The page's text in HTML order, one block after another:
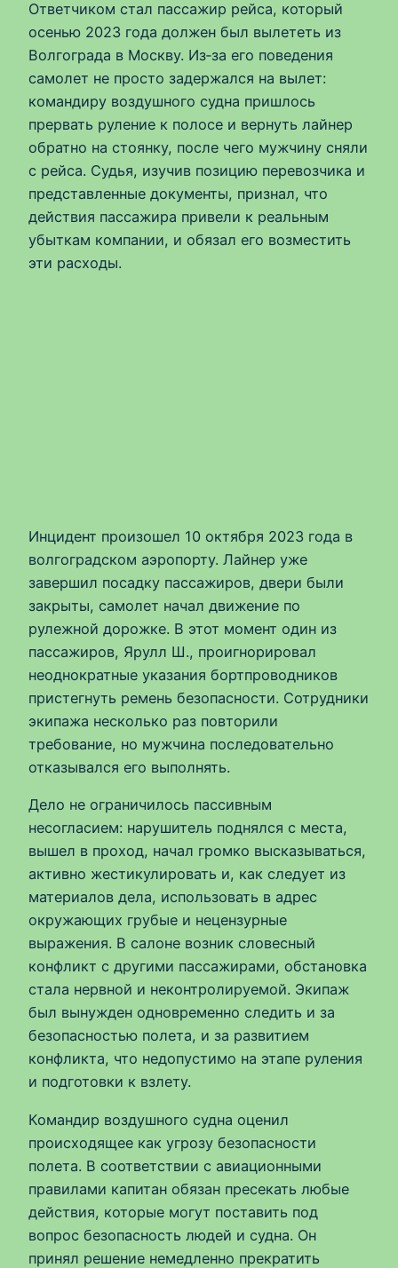
Ответчиком стал пассажир рейса, который
осенью 2023 года должен был вылететь из
Волгограда в Москву. Из‑за его поведения
самолет не просто задержался на вылет:
командиру воздушного судна пришлось
прервать руление к полосе и вернуть лайнер
обратно на стоянку, после чего мужчину сняли
с рейса. Судья, изучив позицию перевозчика и
представленные документы, признал, что
действия пассажира привели к реальным
убыткам компании, и обязал его возместить
эти расходы.
Инцидент произошел 10 октября 2023 года в
волгоградском аэропорту. Лайнер уже
завершил посадку пассажиров, двери были
закрыты, самолет начал движение по
рулежной дорожке. В этот момент один из
пассажиров, Ярулл Ш., проигнорировал
неоднократные указания бортпроводников
пристегнуть ремень безопасности. Сотрудники
экипажа несколько раз повторили
требование, но мужчина последовательно
отказывался его выполнять.
Дело не ограничилось пассивным
несогласием: нарушитель поднялся с места,
вышел в проход, начал громко высказываться,
активно жестикулировать и, как следует из
материалов дела, использовать в адрес
окружающих грубые и нецензурные
выражения. В салоне возник словесный
конфликт с другими пассажирами, обстановка
стала нервной и неконтролируемой. Экипаж
был вынужден одновременно следить и за
безопасностью полета, и за развитием
конфликта, что недопустимо на этапе руления
и подготовки к взлету.
Командир воздушного судна оценил
происходящее как угрозу безопасности
полета. В соответствии с авиационными
правилами капитан обязан пресекать любые
действия, которые могут поставить под
вопрос безопасность людей и судна. Он
принял решение немедленно прекратить